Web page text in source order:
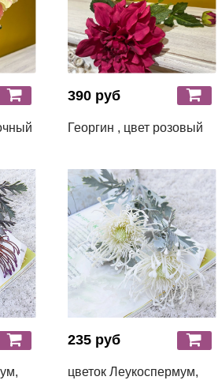
390 руб
Георгин , цвет розовый
235 руб
цветок Леукоспермум,